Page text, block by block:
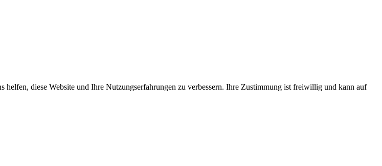
diese Website und Ihre Nutzungserfahrungen zu verbessern. Ihre Zustimmung ist freiwillig und kann auf